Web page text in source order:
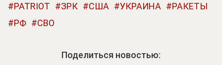
PATRIOT ЗРК США УКРАИНА
РАКЕТЫ
РФ
СВО
Поделиться новостью: